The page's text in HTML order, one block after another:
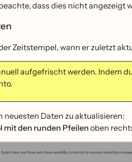
dass dies nicht angezeigt
Zeitstempel, wann er zuletzt
aufgefrischt werden. Indem
neuesten Daten zu aktualisieren:
mit den runden Pfeilen oben